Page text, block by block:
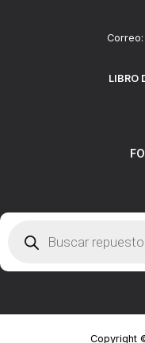
LIBRO
productos
Copyright